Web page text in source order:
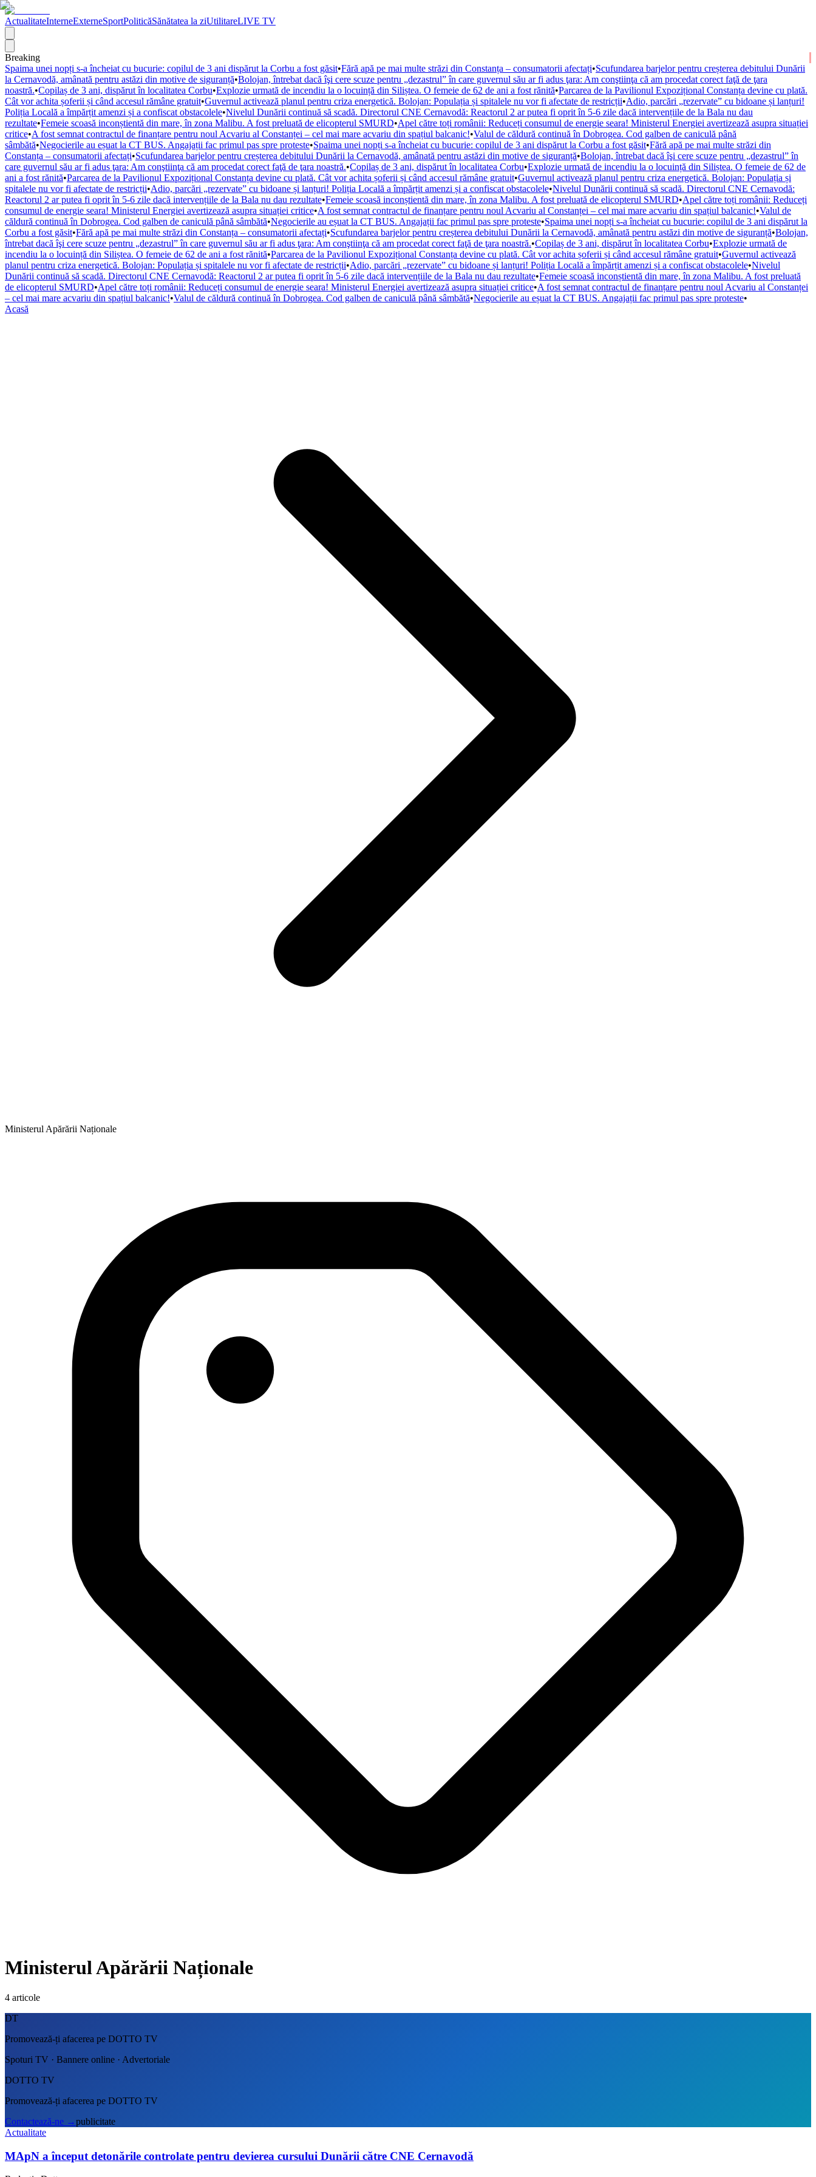
ActualitateInterneExterneSportPoliticăSănătatea la ziUtilitareLIVE TV
Breaking
Spaima unei nopți s-a încheiat cu bucurie: copilul de 3 ani dispărut la Corbu a fost găsit•Fără apă pe mai multe străzi din Constanța – consumatorii afectați•Scufundarea barjelor pentru creșterea debitului Dunării
la Cernavodă, amânată pentru astăzi din motive de siguranță•Bolojan, întrebat dacă îşi cere scuze pentru „dezastrul” în care guvernul său ar fi adus ţara: Am conştiinţa că am procedat corect faţă de ţara
noastră.•Copilaș de 3 ani, dispărut în localitatea Corbu•Explozie urmată de incendiu la o locuință din Siliștea. O femeie de 62 de ani a fost rănită•Parcarea de la Pavilionul Expozițional Constanța devine cu plată.
Cât vor achita șoferii și când accesul rămâne gratuit•Guvernul activează planul pentru criza energetică. Bolojan: Populația și spitalele nu vor fi afectate de restricții•Adio, parcări „rezervate” cu bidoane și lanțuri!
Poliția Locală a împărțit amenzi și a confiscat obstacolele•Nivelul Dunării continuă să scadă. Directorul CNE Cernavodă: Reactorul 2 ar putea fi oprit în 5-6 zile dacă intervențiile de la Bala nu dau
rezultate•Femeie scoasă inconștientă din mare, în zona Malibu. A fost preluată de elicopterul SMURD•Apel către toți românii: Reduceți consumul de energie seara! Ministerul Energiei avertizează asupra situației
critice•A fost semnat contractul de finanțare pentru noul Acvariu al Constanței – cel mai mare acvariu din spațiul balcanic!•Valul de căldură continuă în Dobrogea. Cod galben de caniculă până
sâmbătă•Negocierile au eșuat la CT BUS. Angajații fac primul pas spre proteste•Spaima unei nopți s-a încheiat cu bucurie: copilul de 3 ani dispărut la Corbu a fost găsit•Fără apă pe mai multe străzi din
Constanța – consumatorii afectați•Scufundarea barjelor pentru creșterea debitului Dunării la Cernavodă, amânată pentru astăzi din motive de siguranță•Bolojan, întrebat dacă îşi cere scuze pentru „dezastrul” în
care guvernul său ar fi adus ţara: Am conştiinţa că am procedat corect faţă de ţara noastră.•Copilaș de 3 ani, dispărut în localitatea Corbu•Explozie urmată de incendiu la o locuință din Siliștea. O femeie de 62 de
ani a fost rănită•Parcarea de la Pavilionul Expozițional Constanța devine cu plată. Cât vor achita șoferii și când accesul rămâne gratuit•Guvernul activează planul pentru criza energetică. Bolojan: Populația și
spitalele nu vor fi afectate de restricții•Adio, parcări „rezervate” cu bidoane și lanțuri! Poliția Locală a împărțit amenzi și a confiscat obstacolele•Nivelul Dunării continuă să scadă. Directorul CNE Cernavodă:
Reactorul 2 ar putea fi oprit în 5-6 zile dacă intervențiile de la Bala nu dau rezultate•Femeie scoasă inconștientă din mare, în zona Malibu. A fost preluată de elicopterul SMURD•Apel către toți românii: Reduceți
consumul de energie seara! Ministerul Energiei avertizează asupra situației critice•A fost semnat contractul de finanțare pentru noul Acvariu al Constanței – cel mai mare acvariu din spațiul balcanic!•Valul de
căldură continuă în Dobrogea. Cod galben de caniculă până sâmbătă•Negocierile au eșuat la CT BUS. Angajații fac primul pas spre proteste•Spaima unei nopți s-a încheiat cu bucurie: copilul de 3 ani dispărut la
Corbu a fost găsit•Fără apă pe mai multe străzi din Constanța – consumatorii afectați•Scufundarea barjelor pentru creșterea debitului Dunării la Cernavodă, amânată pentru astăzi din motive de siguranță•Bolojan,
întrebat dacă îşi cere scuze pentru „dezastrul” în care guvernul său ar fi adus ţara: Am conştiinţa că am procedat corect faţă de ţara noastră.•Copilaș de 3 ani, dispărut în localitatea Corbu•Explozie urmată de
incendiu la o locuință din Siliștea. O femeie de 62 de ani a fost rănită•Parcarea de la Pavilionul Expozițional Constanța devine cu plată. Cât vor achita șoferii și când accesul rămâne gratuit•Guvernul activează
planul pentru criza energetică. Bolojan: Populația și spitalele nu vor fi afectate de restricții•Adio, parcări „rezervate” cu bidoane și lanțuri! Poliția Locală a împărțit amenzi și a confiscat obstacolele•Nivelul
Dunării continuă să scadă. Directorul CNE Cernavodă: Reactorul 2 ar putea fi oprit în 5-6 zile dacă intervențiile de la Bala nu dau rezultate•Femeie scoasă inconștientă din mare, în zona Malibu. A fost preluată
de elicopterul SMURD•Apel către toți românii: Reduceți consumul de energie seara! Ministerul Energiei avertizează asupra situației critice•A fost semnat contractul de finanțare pentru noul Acvariu al Constanței
– cel mai mare acvariu din spațiul balcanic!•Valul de căldură continuă în Dobrogea. Cod galben de caniculă până sâmbătă•Negocierile au eșuat la CT BUS. Angajații fac primul pas spre proteste•
Acasă
Ministerul Apărării Naționale
Ministerul Apărării Naționale
4 articole
DT
Promovează-ți afacerea pe DOTTO TV
Spoturi TV · Bannere online · Advertoriale
DOTTO TV
Promovează-ți afacerea pe DOTTO TV
Contactează-ne →publicitate
Actualitate
MApN a început detonările controlate pentru devierea cursului Dunării către CNE Cernavodă